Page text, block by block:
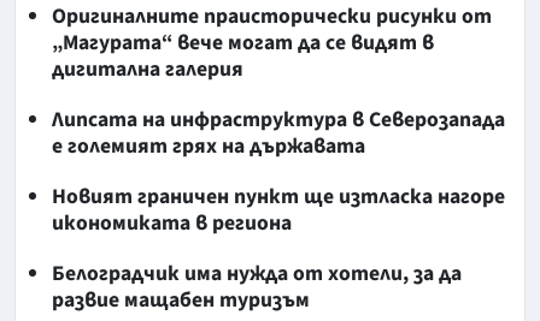
Оригиналните праисторически рисунки от
„Магурата“ вече могат да се видят в
дигитална галерия
Липсата на инфраструктура в Северозапада
е големият грях на държавата
Новият граничен пункт ще изтласка нагоре
икономиката в региона
Белоградчик има нужда от хотели, за да
развие мащабен туризъм